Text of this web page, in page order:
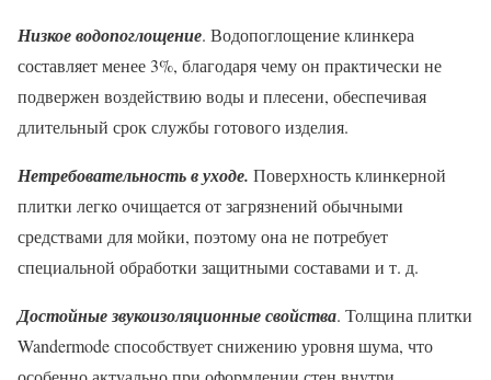
Низкое водопоглощение. Водопоглощение клинкера
составляет менее 3%, благодаря чему он практически не
подвержен воздействию воды и плесени, обеспечивая
длительный срок службы готового изделия.
Нетребовательность в уходе. Поверхность клинкерной
плитки легко очищается от загрязнений обычными
средствами для мойки, поэтому она не потребует
специальной обработки защитными составами и т. д.
Достойные звукоизоляционные свойства. Толщина плитки
Wandermode способствует снижению уровня шума, что